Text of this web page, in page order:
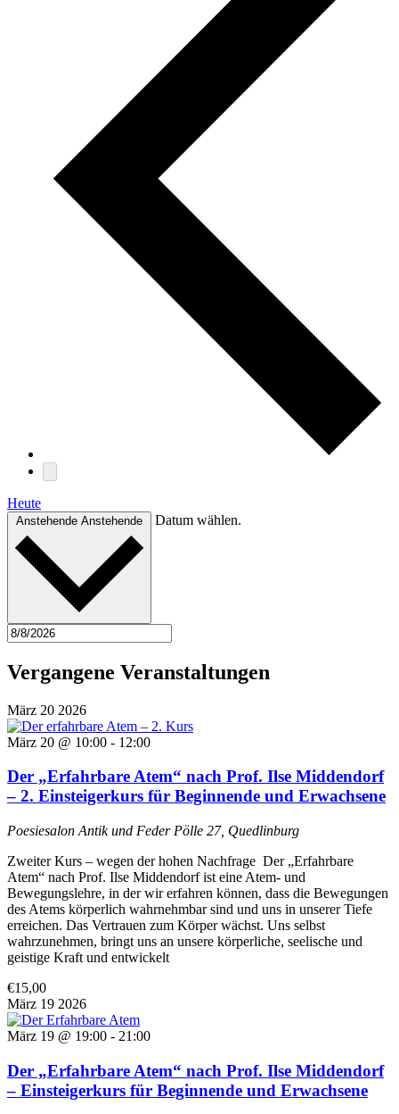
Heute
Anstehende Anstehende Datum wählen.
Vergangene Veranstaltungen
März 20 2026
März 20 @ 10:00 - 12:00
Der „Erfahrbare Atem“ nach Prof. Ilse Middendorf
– 2. Einsteigerkurs für Beginnende und Erwachsene
Poesiesalon Antik und Feder Pölle 27, Quedlinburg
Zweiter Kurs – wegen der hohen Nachfrage Der „Erfahrbare
Atem“ nach Prof. Ilse Middendorf ist eine Atem- und
Bewegungslehre, in der wir erfahren können, dass die Bewegungen
des Atems körperlich wahrnehmbar sind und uns in unserer Tiefe
erreichen. Das Vertrauen zum Körper wächst. Uns selbst
wahrzunehmen, bringt uns an unsere körperliche, seelische und
geistige Kraft und entwickelt
€15,00
März 19 2026
März 19 @ 19:00 - 21:00
Der „Erfahrbare Atem“ nach Prof. Ilse Middendorf
– Einsteigerkurs für Beginnende und Erwachsene